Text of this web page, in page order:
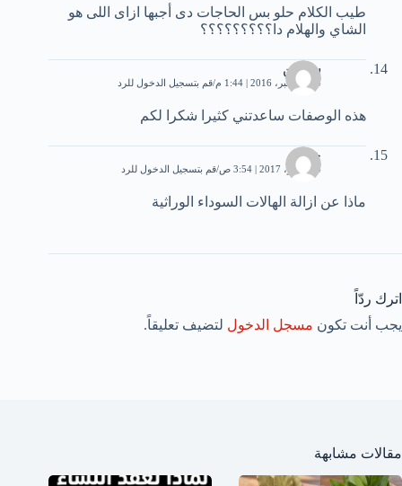
طيب الكلام حلو بس الحاجات دى أجبها ازاى اللى هو
الشاي والهلام دا؟؟؟؟؟؟؟؟؟
سيرين
24 ديسمبر، 2016 | 1:44 م قم بتسجيل الدخول للرد
هذه الوصفات ساعدتني كثيرا شكرا لكم
خالد
4 نوفمبر، 2017 | 3:54 ص قم بتسجيل الدخول للرد
ماذا عن ازالة الهالات السوداء الوراثية
اترك ردّاً
يجب أنت تكون مسجل الدخول لتضيف تعليقاً.
مقالات مشابهة